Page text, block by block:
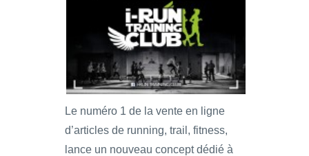
Le numéro 1 de la vente en ligne
d’articles de running, trail, fitness,
lance un nouveau concept dédié à